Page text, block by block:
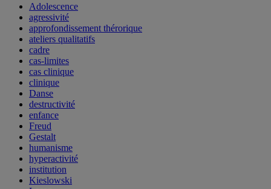
Adolescence
agressivité
approfondissement thérorique
ateliers qualitatifs
cadre
cas-limites
cas clinique
clinique
Danse
destructivité
enfance
Freud
Gestalt
humanisme
hyperactivité
institution
Kieslowski